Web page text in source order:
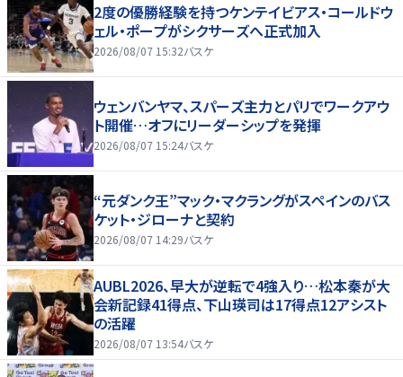
2度の優勝経験を持つケンテイビアス・コールドウ
ェル・ポープがシクサーズへ正式加入
2026/08/07 15:32バスケ
ウェンバンヤマ、スパーズ主力とパリでワークアウ
ト開催…オフにリーダーシップを発揮
2026/08/07 15:24バスケ
“元ダンク王”マック・マクラングがスペインのバス
ケット・ジローナと契約
2026/08/07 14:29バスケ
AUBL2026、早大が逆転で4強入り…松本秦が大
会新記録41得点、下山瑛司は17得点12アシスト
の活躍
2026/08/07 13:54バスケ